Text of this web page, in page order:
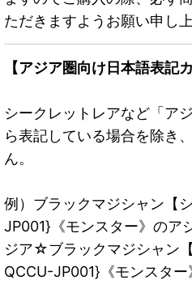
ただきますようお願い申し上
【アジア圏向け日本語表記
シークレットレアなど「ア
ら表記している場合を除き
ん。
例）ブラックマジシャン【
JP001}《モンスター》のア
ジア☆ブラックマジシャン
QCCU-JP001}《モンスター